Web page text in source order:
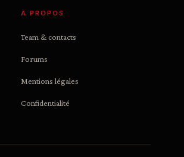
À PROPOS
Team & contacts
Forums
Mentions légales
Confidentialité